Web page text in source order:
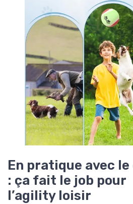
En pratique avec
: ça fait le job pour
l’agility loisir